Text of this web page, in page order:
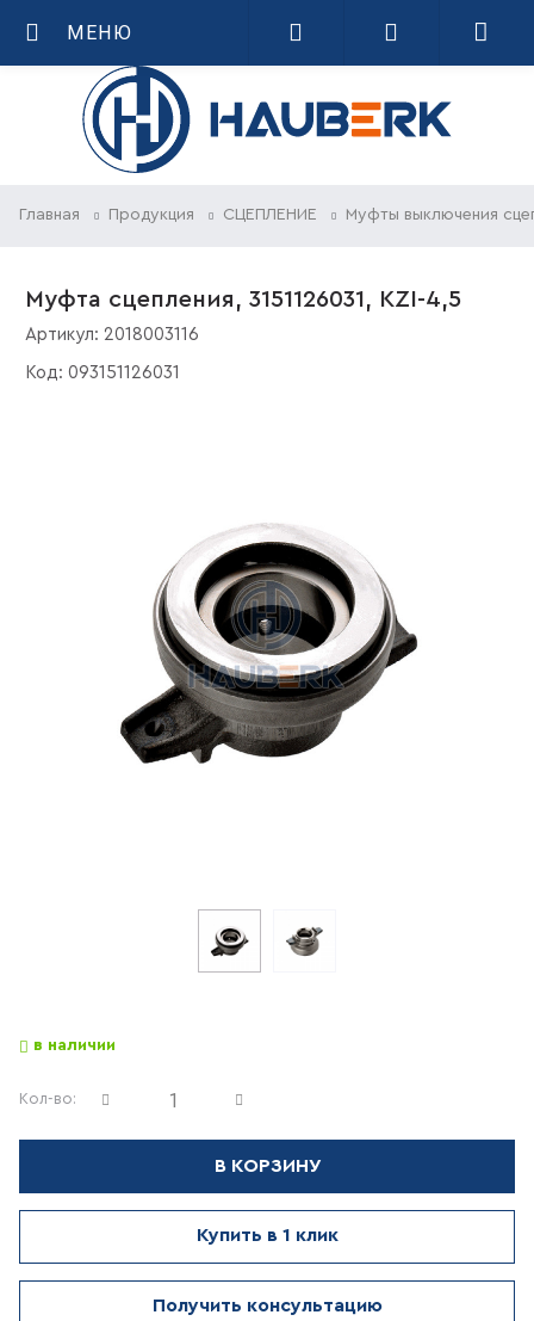
МЕНЮ
Главная Продукция СЦЕПЛЕНИЕ Муфты выключения
Муфта сцепления, 3151126031, KZI-4,5
Артикул: 2018003116
Код: 093151126031
в наличии
Кол-во:
В КОРЗИНУ
Купить в 1 клик
Получить консультацию